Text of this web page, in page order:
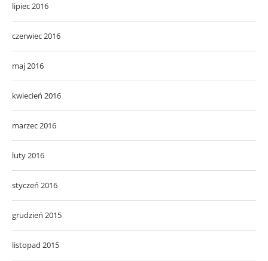
lipiec 2016
czerwiec 2016
maj 2016
kwiecień 2016
marzec 2016
luty 2016
styczeń 2016
grudzień 2015
listopad 2015